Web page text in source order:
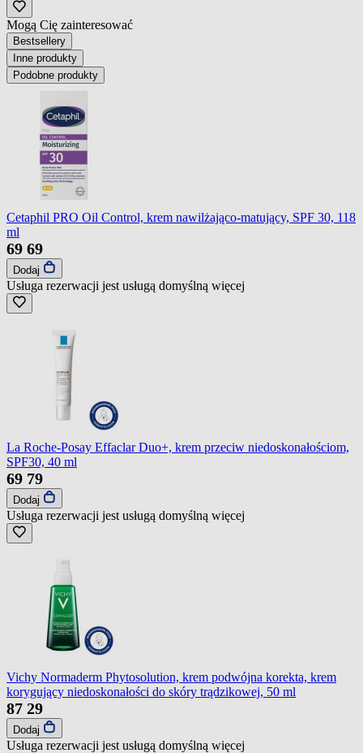
Mogą Cię zainteresować
Bestsellery
Inne produkty
Podobne produkty
Cetaphil PRO Oil Control, krem nawilżająco-matujący, SPF 30, 118
ml
69 69
Dodaj
Usługa rezerwacji jest usługą domyślną więcej
La Roche-Posay Effaclar Duo+, krem przeciw niedoskonałościom,
SPF30, 40 ml
69 79
Dodaj
Usługa rezerwacji jest usługą domyślną więcej
Vichy Normaderm Phytosolution, krem podwójna korekta, krem
korygujący niedoskonałości do skóry trądzikowej, 50 ml
87 29
Dodaj
Usługa rezerwacji jest usługą domyślną więcej